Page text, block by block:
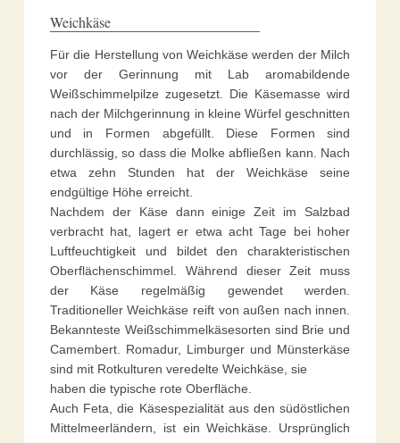
Weichkäse
Für die Herstellung von Weichkäse werden der Milch
vor der Gerinnung mit Lab aromabildende
Weißschimmelpilze zugesetzt. Die Käsemasse wird
nach der Milchgerinnung in kleine Würfel geschnitten
und in Formen abgefüllt. Diese Formen sind
durchlässig, so dass die Molke abfließen kann. Nach
etwa zehn Stunden hat der Weichkäse seine
endgültige Höhe erreicht.
Nachdem der Käse dann einige Zeit im Salzbad
verbracht hat, lagert er etwa acht Tage bei hoher
Luftfeuchtigkeit und bildet den charakteristischen
Oberflächenschimmel. Während dieser Zeit muss
der Käse regelmäßig gewendet werden.
Traditioneller Weichkäse reift von außen nach innen.
Bekannteste Weißschimmelkäsesorten sind Brie und
Camembert. Romadur, Limburger und Münsterkäse
sind mit Rotkulturen veredelte Weichkäse, sie
haben die typische rote Oberfläche.
Auch Feta, die Käsespezialität aus den südöstlichen
Mittelmeerländern, ist ein Weichkäse. Ursprünglich